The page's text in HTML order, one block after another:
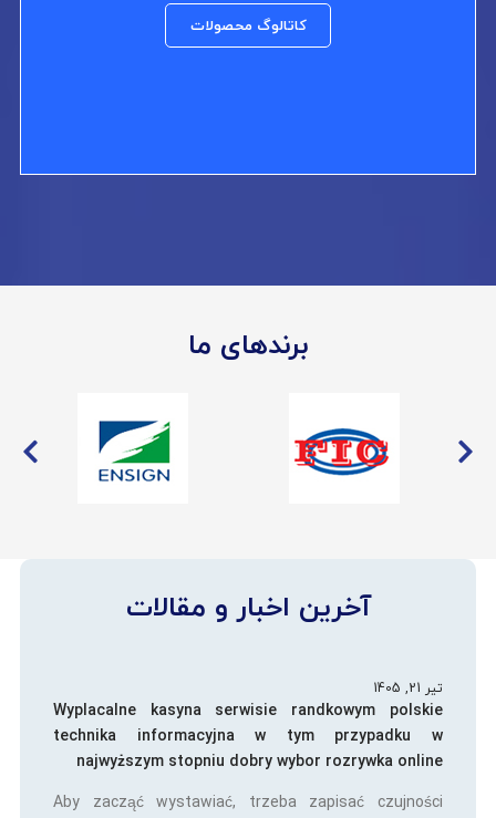
کاتالوگ محصولات
برندهای ما
آخرین اخبار و مقالات
تیر 21, 1405
Wyplacalne kasyna serwisie randkowym polskie
technika informacyjna w tym przypadku w
najwyższym stopniu dobry wybor rozrywka online
Aby zacząć wystawiać, trzeba zapisać czujności